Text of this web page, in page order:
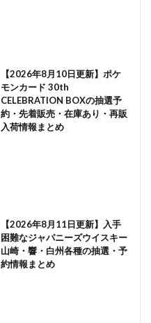
【2026年8月10日更新】ポケ
モンカード 30th
CELEBRATION BOXの抽選予
約・先着販売・在庫あり・再販
入荷情報まとめ
【2026年8月11日更新】入手
困難なジャパニーズウイスキー
山崎・響・白州各種の抽選・予
約情報まとめ